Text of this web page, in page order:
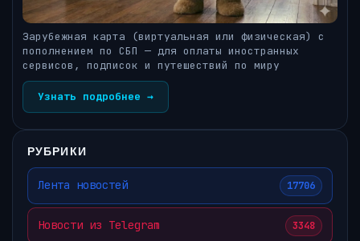
Зарубежная карта (виртуальная или физическая) с
пополнением по СБП — для оплаты иностранных
сервисов, подписок и путешествий по миру
Узнать подробнее →
РУБРИКИ
Лента новостей 17706
Новости из Telegram 3348